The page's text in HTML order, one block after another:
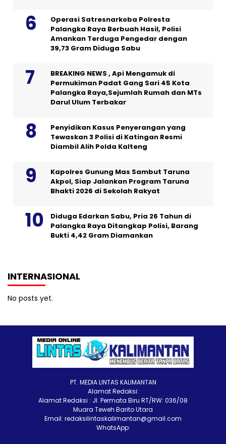
Operasi Satresnarkoba Polresta
Palangka Raya Berbuah Hasil, Polisi
Amankan Terduga Pengedar dengan
39,73 Gram Diduga Sabu
BREAKING NEWS , Api Mengamuk di
Permukiman Padat Gang Sari 45 Kota
Palangka Raya,Sejumlah Rumah dan MTs
Darul Ulum Terbakar
Penyidikan Kasus Penyerangan yang
Tewaskan 3 Polisi di Katingan Resmi
Diambil Alih Polda Kalteng
Kapolres Gunung Mas Sambut Taruna
Akpol, Siap Jalankan Program Taruna
Bhakti 2026 di Sekolah Rakyat
Diduga Edarkan Sabu, Pria 26 Tahun di
Palangka Raya Ditangkap Polisi, Barang
Bukti 4,42 Gram Diamankan
INTERNASIONAL
No posts yet.
PT. MEDIA LINTAS KALIMANTAN
Alamat Redaksi:
Alamat Redaksi : Jl. Permata Biru RT/RW: 036/08
Muara Teweh Barito Utara
Email: redaksilintaskalimantan@gmail.com
WhatsApp: